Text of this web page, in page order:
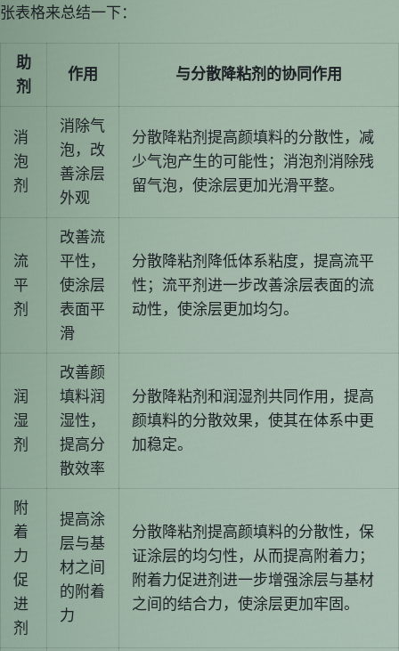
张表格来总结一下：
助
剂
作用 与分散降粘剂的协同作用
消
泡
剂
消除气
泡，改
善涂层
外观
分散降粘剂提高颜填料的分散性，减
少气泡产生的可能性；消泡剂消除残
留气泡，使涂层更加光滑平整。
流
平
剂
改善流
平性，
使涂层
表面平
滑
分散降粘剂降低体系粘度，提高流平
性；流平剂进一步改善涂层表面的流
动性，使涂层更加均匀。
润
湿
剂
改善颜
填料润
湿性，
提高分
散效率
分散降粘剂和润湿剂共同作用，提高
颜填料的分散效果，使其在体系中更
加稳定。
附
着
力
促
进
剂
提高涂
层与基
材之间
的附着
力
分散降粘剂提高颜填料的分散性，保
证涂层的均匀性，从而提高附着力；
附着力促进剂进一步增强涂层与基材
之间的结合力，使涂层更加牢固。